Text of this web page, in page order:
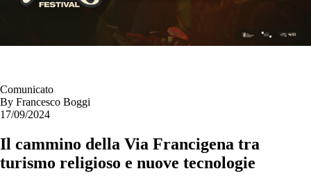
Comunicato
By Francesco Boggi
17/09/2024
Il cammino della Via Francigena tra
turismo religioso e nuove tecnologie